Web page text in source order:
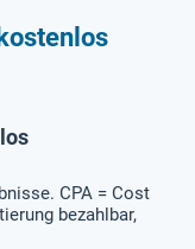
CPA = Cost
bezahlbar,